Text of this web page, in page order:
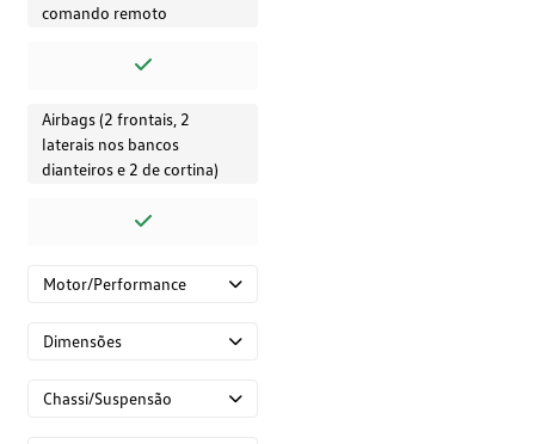
comando remoto
Airbags (2 frontais, 2
laterais nos bancos
dianteiros e 2 de cortina)
Motor/Performance
Dimensões
Chassi/Suspensão